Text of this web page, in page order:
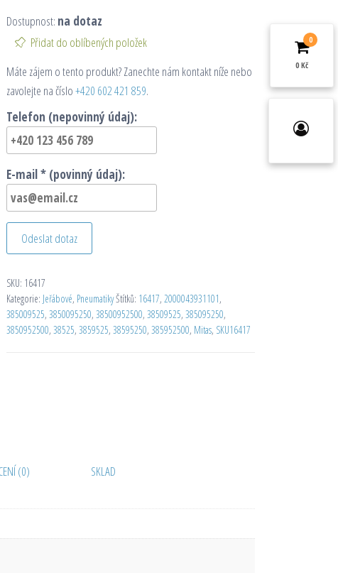
Dostupnost: na dotaz
Přidat do oblíbených položek
Máte zájem o tento produkt? Zanechte nám kontakt níže nebo
zavolejte na číslo+420 602 421 859.
Telefon (nepovinný údaj):
E-mail * (povinný údaj):
Odeslat dotaz
SKU: 16417
Kategorie: Jeřábové, PneumatikyŠtítků: 16417, 2000043931101,
385009525, 3850095250, 38500952500, 38509525, 385095250,
3850952500, 38525, 3859525, 38595250, 385952500, Mitas, SKU16417
(0) SKLAD
0
0 Kč